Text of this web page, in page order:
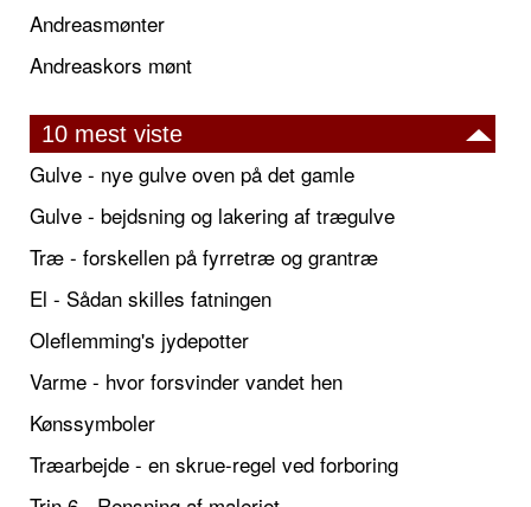
Andreasmønter
Andreaskors mønt
10 mest viste
Gulve - nye gulve oven på det gamle
Gulve - bejdsning og lakering af trægulve
Træ - forskellen på fyrretræ og grantræ
El - Sådan skilles fatningen
Oleflemming's jydepotter
Varme - hvor forsvinder vandet hen
Kønssymboler
Træarbejde - en skrue-regel ved forboring